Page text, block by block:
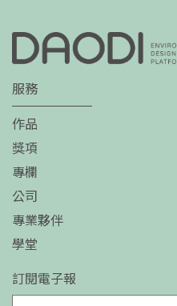
服務
作品
獎項
專欄
公司
專業夥伴
學堂
訂閱電子報